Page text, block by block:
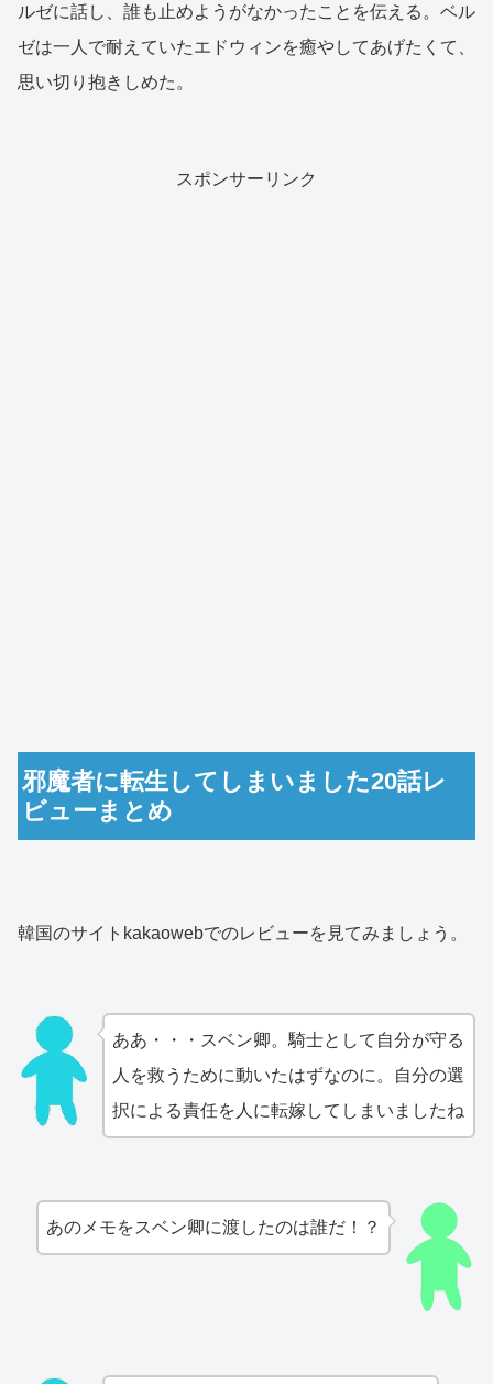
ルゼに話し、誰も止めようがなかったことを伝える。ベル
ゼは一人で耐えていたエドウィンを癒やしてあげたくて、
思い切り抱きしめた。
スポンサーリンク
邪魔者に転生してしまいました20話レ
ビューまとめ
韓国のサイトkakaowebでのレビューを見てみましょう。
ああ・・・スベン卿。騎士として自分が守る
人を救うために動いたはずなのに。自分の選
択による責任を人に転嫁してしまいましたね
あのメモをスベン卿に渡したのは誰だ！？